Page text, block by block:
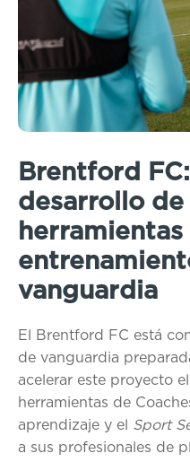
Brentford
desarrollo
herramientas
vanguardia
El Brentford FC está
de vanguardia
acelerar este proyecto
herramientas de
aprendizaje y el Sport
a sus profesionales de